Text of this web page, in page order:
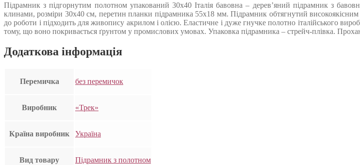
Підрамник з підгорнутим полотном упакований 30х40 Італія бавовна – дерев’яний підрамник з
клинами, розміри 30х40 см, перетин планки підрамника 55х18 мм. Підрамник обтягнутий
до роботи і підходить для живопису акрилом і олією. Еластичне і дуже гнучке полотно італійського
тому, що воно покривається ґрунтом у промислових умовах. Упаковка підрамника – стрейч-плівка.
Додаткова інформація
Перемичка без перемичок
Виробник «Трек»
Країна виробник Україна
Вид товару Підрамник з полотном